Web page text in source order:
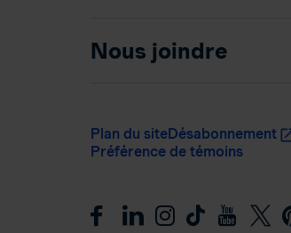
Nous joindre
Plan du siteDésabonnement
Préférence de témoins